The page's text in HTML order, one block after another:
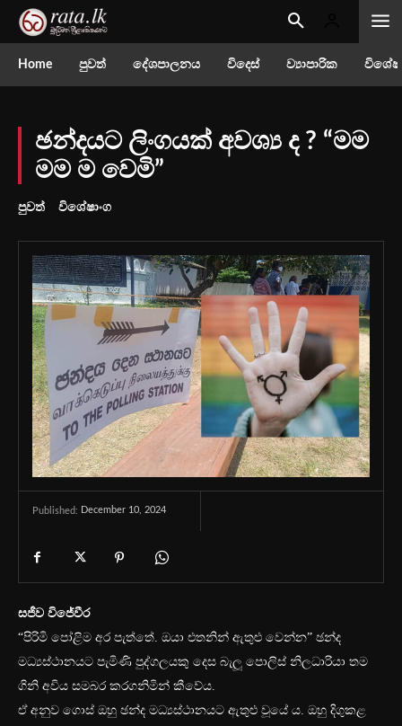
Home පුවත් දේශපාලනය විදෙස් ව්‍යාපාරික
ඡන්දයට ලිංගයක් අවශ්‍ය ද ? “මම
මම ම වෙමි”
පුවත් විශේෂාංග
Published: December 10, 2024
සජීව විජේවීර
“පිරිමි පෝළිම අර පැත්තේ. ඔයා එතනින් ඇතුළු වෙන්න” ඡන්ද
මධ්‍යස්ථානයට පැමිණි පුද්ගලයකු දෙස බැලූ පොලිස් නිලධාරියා තම
ගිනි අවිය සමබර කරගනිමින් කීවේය.
ඒ අනුව ගොස් ඔහු ඡන්ද මධ්‍යස්ථානයට ඇතුළු වූයේ ය. ඔහු දිගුකළ